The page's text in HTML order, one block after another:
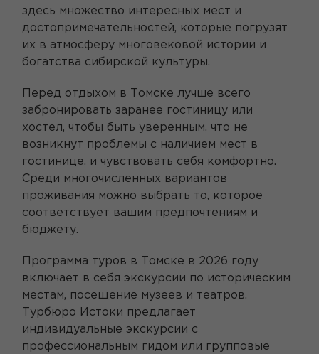
здесь множество интересных мест и
достопримечательностей, которые погрузят
их в атмосферу многовековой истории и
богатства сибирской культуры.
Перед отдыхом в Томске лучше всего
забронировать заранее гостиницу или
хостел, чтобы быть уверенным, что не
возникнут проблемы с наличием мест в
гостинице, и чувствовать себя комфортно.
Среди многочисленных вариантов
проживания можно выбрать то, которое
соответствует вашим предпочтениям и
бюджету.
Программа туров в Томске в 2026 году
включает в себя экскурсии по историческим
местам, посещение музеев и театров.
Турбюро Истоки предлагает
индивидуальные экскурсии с
профессиональным гидом или групповые